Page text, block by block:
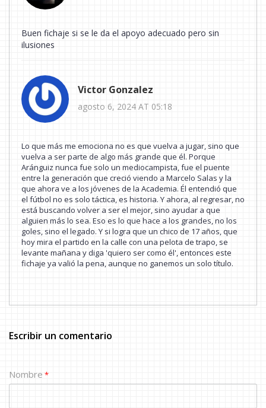
Buen fichaje si se le da el apoyo adecuado pero sin
ilusiones
Victor Gonzalez
agosto 6, 2024 AT 05:18
Lo que más me emociona no es que vuelva a jugar, sino que
vuelva a ser parte de algo más grande que él. Porque
Aránguiz nunca fue solo un mediocampista, fue el puente
entre la generación que creció viendo a Marcelo Salas y la
que ahora ve a los jóvenes de la Academia. Él entendió que
el fútbol no es solo táctica, es historia. Y ahora, al regresar, no
está buscando volver a ser el mejor, sino ayudar a que
alguien más lo sea. Eso es lo que hace a los grandes, no los
goles, sino el legado. Y si logra que un chico de 17 años, que
hoy mira el partido en la calle con una pelota de trapo, se
levante mañana y diga 'quiero ser como él', entonces este
fichaje ya valió la pena, aunque no ganemos un solo título.
Escribir un comentario
Nombre *